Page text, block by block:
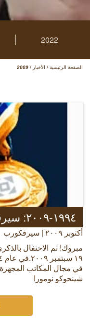
2022
الصفحة الرئيسية / الأخبار /
2009
١٩٩٤-٢٠٠٩: سيرفكورب اليابان الذكرى ١٥
أكتوبر ٢٠٠٩ | سيرفكورب
شينجوكو نومورا